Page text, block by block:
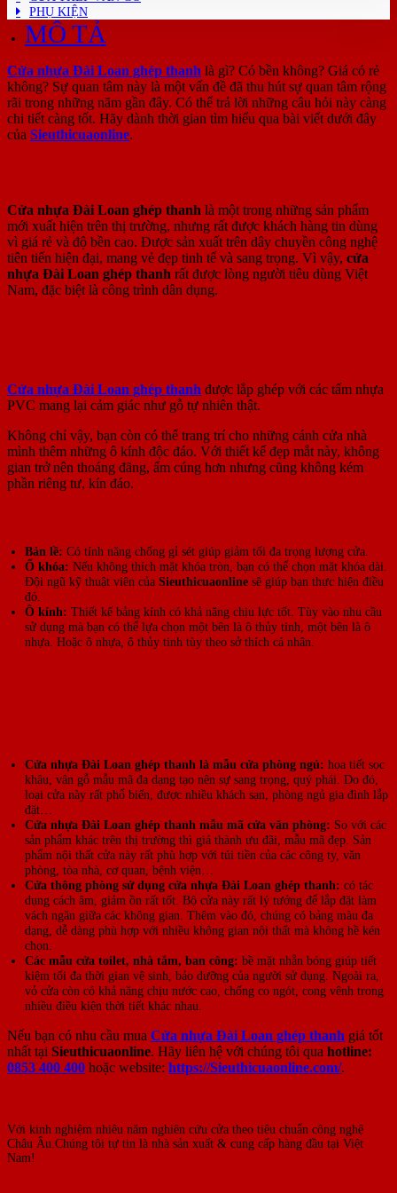
PHỤ KIỆN
MÔ TẢ
Cửa nhựa Đài Loan ghép thanh là gì? Có bền không? Giá có rẻ
không? Sự quan tâm này là một vấn đề đã thu hút sự quan tâm rộng
rãi trong những năm gần đây. Có thể trả lời những câu hỏi này càng
chi tiết càng tốt. Hãy dành thời gian tìm hiểu qua bài viết dưới đây
của Sieuthicuaonline.
Cửa nhựa Đài Loan ghép thanh là một trong những sản phẩm
mới xuất hiện trên thị trường, nhưng rất được khách hàng tin dùng
vì giá rẻ và độ bền cao. Được sản xuất trên dây chuyền công nghệ
tiên tiến hiện đại, mang vẻ đẹp tinh tế và sang trọng. Vì vậy, cửa
nhựa Đài Loan ghép thanh rất được lòng người tiêu dùng Việt
Nam, đặc biệt là công trình dân dụng.
Cửa nhựa Đài Loan ghép thanh được lắp ghép với các tấm nhựa
PVC mang lại cảm giác như gỗ tự nhiên thật.
Không chỉ vậy, bạn còn có thể trang trí cho những cánh cửa nhà
mình thêm những ô kính độc đáo. Với thiết kế đẹp mắt này, không
gian trở nên thoáng đãng, ấm cúng hơn nhưng cũng không kém
phần riêng tư, kín đáo.
Bản lề: Có tính năng chống gỉ sét giúp giảm tối đa trọng lượng cửa.
Ổ khóa: Nếu không thích mặt khóa tròn, bạn có thể chọn mặt khóa dài.
Đội ngũ kỹ thuật viên của Sieuthicuaonline sẽ giúp bạn thực hiện điều
đó.
Ô kính: Thiết kế bảng kính có khả năng chịu lực tốt. Tùy vào nhu cầu
sử dụng mà bạn có thể lựa chọn một bên là ô thủy tinh, một bên là ô
nhựa. Hoặc ô nhựa, ô thủy tinh tùy theo sở thích cá nhân.
Cửa nhựa Đài Loan ghép thanh là mẫu cửa phòng ngủ: họa tiết sọc
khâu, vân gỗ mẫu mã đa dạng tạo nên sự sang trọng, quý phái. Do đó,
loại cửa này rất phổ biến, được nhiều khách sạn, phòng ngủ gia đình lắp
đặt…
Cửa nhựa Đài Loan ghép thanh mẫu mã cửa văn phòng: So với các
sản phẩm khác trên thị trường thì giá thành ưu đãi, mẫu mã đẹp. Sản
phẩm nội thất cửa này rất phù hợp với túi tiền của các công ty, văn
phòng, tòa nhà, cơ quan, bệnh viện…
Cửa thông phòng sử dụng cửa nhựa Đài Loan ghép thanh: có tác
dụng cách âm, giảm ồn rất tốt. Bộ cửa này rất lý tưởng để lắp đặt làm
vách ngăn giữa các không gian. Thêm vào đó, chúng có bảng màu đa
dạng, dễ dàng phù hợp với nhiều không gian nội thất mà không hề kén
chọn.
Các mẫu cửa toilet, nhà tắm, ban công: bề mặt nhẵn bóng giúp tiết
kiệm tối đa thời gian vệ sinh, bảo dưỡng của người sử dụng. Ngoài ra,
vỏ cửa còn có khả năng chịu nước cao, chống co ngót, cong vênh trong
nhiều điều kiện thời tiết khác nhau.
Nếu bạn có nhu cầu mua Cửa nhựa Đài Loan ghép thanh giá tốt
nhất tại Sieuthicuaonline. Hãy liên hệ với chúng tôi qua hotline:
0853 400 400 hoặc website: https://Sieuthicuaonline.com/.
Với kinh nghiệm nhiêu năm nghiên cứu cửa theo tiêu chuẩn công nghệ
Châu Âu.Chúng tôi tự tin là nhà sản xuất & cung cấp hàng đầu tại Việt
Nam!